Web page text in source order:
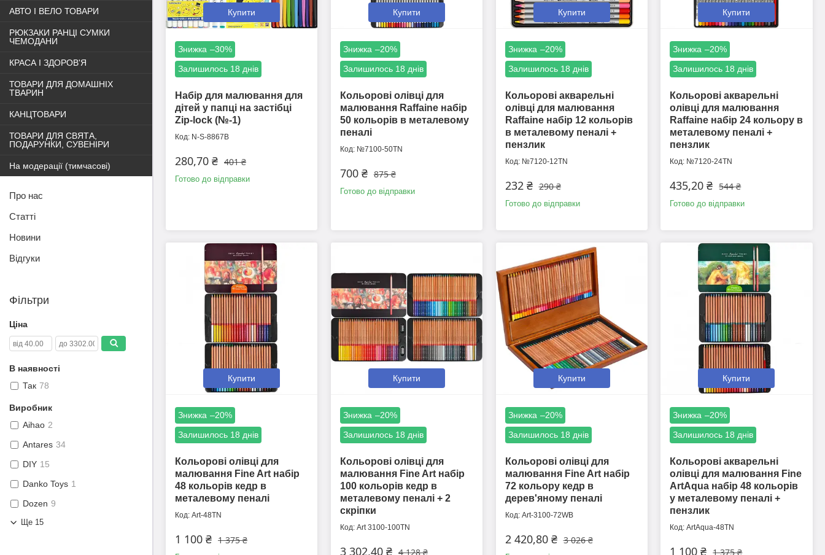
Купити
–30%
Залишилось 18 днів
Набір для малювання для
дітей у папці на застібці
Zip-lock (№-1)
N-S-8867B
401 ₴
280,70 ₴
Готово до відправки
Купити
–20%
Залишилось 18 днів
Кольорові олівці для
малювання Raffaine набір
50 кольорів в металевому
пеналі
№7100-50TN
875 ₴
700 ₴
Готово до відправки
Купити
–20%
Залишилось 18 днів
Кольорові акварельні
олівці для малювання
Raffaine набір 12 кольорів
в металевому пеналі +
пензлик
№7120-12TN
290 ₴
232 ₴
Готово до відправки
Купити
–20%
Залишилось 18 днів
Кольорові акварельні
олівці для малювання
Raffaine набір 24 кольору в
металевому пеналі +
пензлик
№7120-24TN
544 ₴
435,20 ₴
Готово до відправки
Купити
–20%
Залишилось 18 днів
Кольорові олівці для
малювання Fine Art набір
48 кольорів кедр в
металевому пеналі
Art-48TN
1 375 ₴
1 100 ₴
Купити
–20%
Залишилось 18 днів
Кольорові олівці для
малювання Fine Art набір
100 кольорів кедр в
металевому пеналі + 2
скріпки
Art 3100-100TN
4 128 ₴
3 302,40 ₴
Купити
–20%
Залишилось 18 днів
Кольорові олівці для
малювання Fine Art набір
72 кольору кедр в
дерев'яному пеналі
Art-3100-72WB
3 026 ₴
2 420,80 ₴
Купити
–20%
Залишилось 18 днів
Кольорові акварельні
олівці для малювання Fine
ArtAqua набір 48 кольорів
у металевому пеналі +
пензлик
ArtAqua-48TN
1 375 ₴
1 100 ₴
АВТО І ВЕЛО ТОВАРИ
РЮКЗАКИ РАНЦІ СУМКИ
ЧЕМОДАНИ
КРАСА І ЗДОРОВ'Я
ТОВАРИ ДЛЯ ДОМАШНІХ
ТВАРИН
КАНЦТОВАРИ
ТОВАРИ ДЛЯ СВЯТА,
ПОДАРУНКИ, СУВЕНІРИ
На модерації (тимчасові)
Про нас
Статті
Новини
Відгуки
Фільтри
Ціна
В наявності
Так 78
Виробник
Aihao 2
Antares 34
DIY 15
Danko Toys 1
Dozen 9
Ще 15